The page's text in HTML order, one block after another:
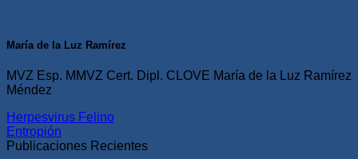
María de la Luz Ramírez
MVZ Esp. MMVZ Cert. Dipl. CLOVE María de la Luz Ramírez
Méndez
Herpesvirus Felino
Entropión
Publicaciones Recientes